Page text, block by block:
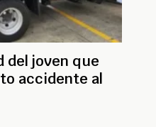
del joven que
accidente al